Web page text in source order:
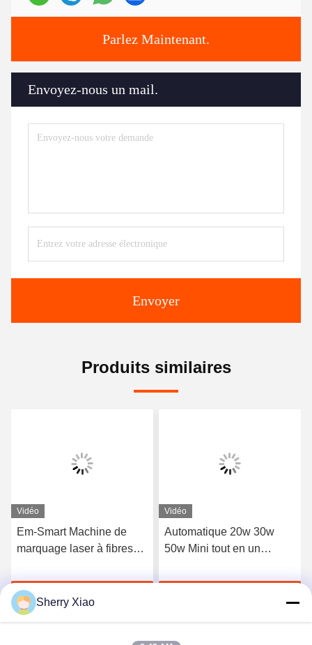
Parlez Maintenant.
Envoyez-nous un mail.
Envoyer
Produits similaires
Vidéo
Em-Smart Machine de
marquage laser à fibres
bureau Petit
refroidissement à air
Parlez Maintenant.
Vidéo
Automatique 20w 30w
50w Mini tout en un
Mopa
Sherry Xiao